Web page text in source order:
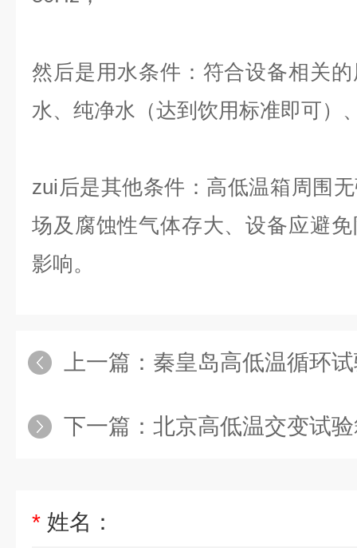
然后是用水条件：符合设备相关
水、纯净水（达到饮用标准即可）
zui后是其他条件：高低温箱周围
场及腐蚀性气体存大、设备应避
影响。
上一篇： 秦皇岛高低温循环
下一篇： 北京高低温交变试
* 姓名：